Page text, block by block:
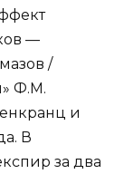
—
/
Ф.М.
и
В
за два